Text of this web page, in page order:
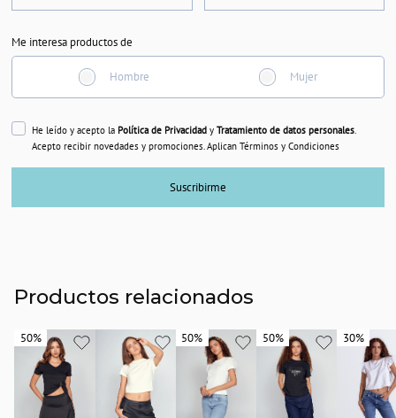
Me interesa productos de
Hombre Mujer
He leído y acepto la Política de Privacidady Tratamiento de datos personales.
Acepto recibir novedades y promociones. Aplican Términos y Condiciones
Suscribirme
Productos relacionados
50%
50% 50%
50% 50%
50% 30%
30%